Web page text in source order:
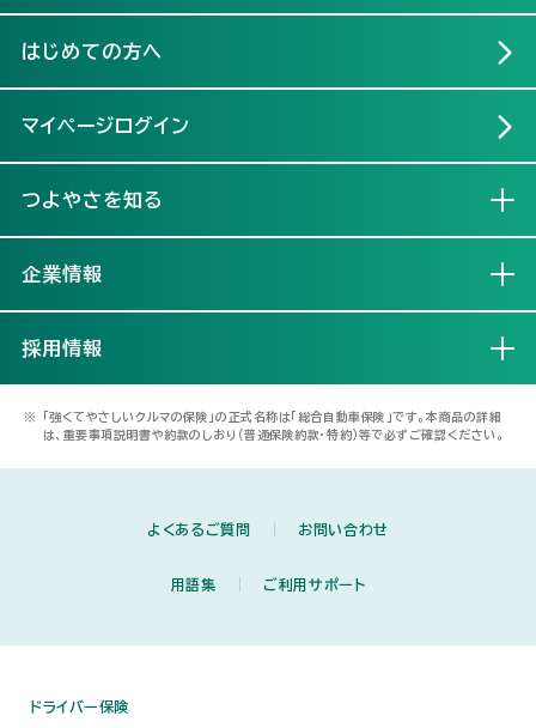
はじめての方へ
マイページログイン
つよやさを知る
企業情報
採用情報
※
「強くてやさしいクルマの保険」の正式名称は「総合自動車保険」です。本商品の詳細
は、重要事項説明書や約款のしおり（普通保険約款・特約）等で必ずご確認ください。
よくあるご質問 お問い合わせ
用語集 ご利用サポート
ドライバー保険